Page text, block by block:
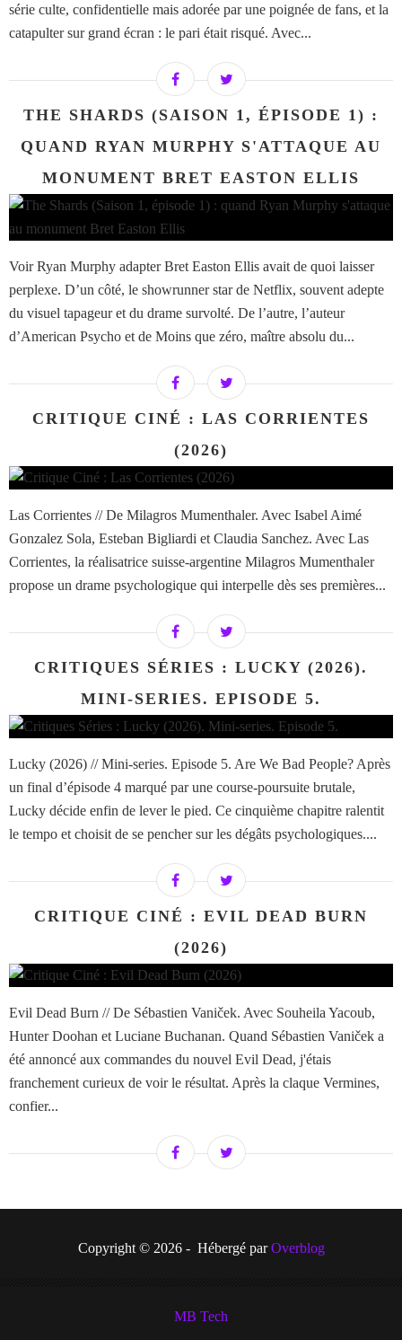
série culte, confidentielle mais adorée par une poignée de fans, et la
catapulter sur grand écran : le pari était risqué. Avec...
THE SHARDS (SAISON 1, ÉPISODE 1) :
QUAND RYAN MURPHY S'ATTAQUE AU
MONUMENT BRET EASTON ELLIS
Voir Ryan Murphy adapter Bret Easton Ellis avait de quoi laisser
perplexe. D’un côté, le showrunner star de Netflix, souvent adepte
du visuel tapageur et du drame survolté. De l’autre, l’auteur
d’American Psycho et de Moins que zéro, maître absolu du...
CRITIQUE CINÉ : LAS CORRIENTES
(2026)
Las Corrientes // De Milagros Mumenthaler. Avec Isabel Aimé
Gonzalez Sola, Esteban Bigliardi et Claudia Sanchez. Avec Las
Corrientes, la réalisatrice suisse-argentine Milagros Mumenthaler
propose un drame psychologique qui interpelle dès ses premières...
CRITIQUES SÉRIES : LUCKY (2026).
MINI-SERIES. EPISODE 5.
Lucky (2026) // Mini-series. Episode 5. Are We Bad People? Après
un final d’épisode 4 marqué par une course-poursuite brutale,
Lucky décide enfin de lever le pied. Ce cinquième chapitre ralentit
le tempo et choisit de se pencher sur les dégâts psychologiques....
CRITIQUE CINÉ : EVIL DEAD BURN
(2026)
Evil Dead Burn // De Sébastien Vaniček. Avec Souheila Yacoub,
Hunter Doohan et Luciane Buchanan. Quand Sébastien Vaniček a
été annoncé aux commandes du nouvel Evil Dead, j'étais
franchement curieux de voir le résultat. Après la claque Vermines,
confier...
Copyright © 2026 - Hébergé parOverblog
MB Tech